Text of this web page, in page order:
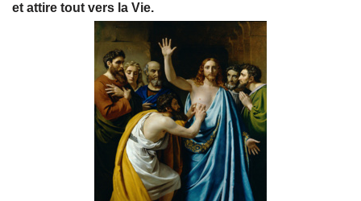
et attire tout vers la Vie.